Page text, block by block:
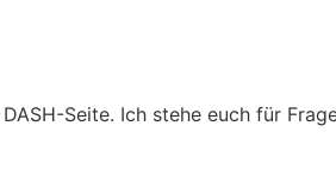
Seite. Ich stehe euch für